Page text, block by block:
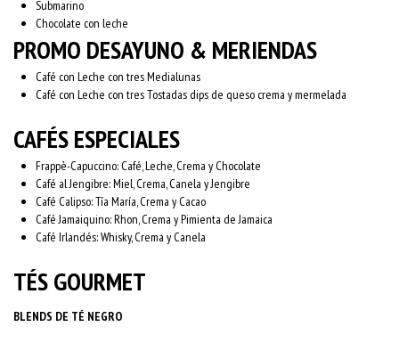
Submarino
Chocolate con leche
PROMO DESAYUNO & MERIENDAS
Café con Leche con tres Medialunas
Café con Leche con tres Tostadas dips de queso crema y mermelada
CAFÉS ESPECIALES
Frappè-Capuccino: Café, Leche, Crema y Chocolate
Café al Jengibre: Miel, Crema, Canela y Jengibre
Café Calipso: Tía María, Crema y Cacao
Café Jamaiquino: Rhon, Crema y Pimienta de Jamaica
Café Irlandés: Whisky, Crema y Canela
TÉS GOURMET
BLENDS DE TÉ NEGRO